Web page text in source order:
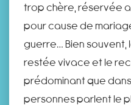
trop chère, réservée
pour cause de
guerre… Bien souvent,
restée vivace et le
prédominant que
personnes parlent le